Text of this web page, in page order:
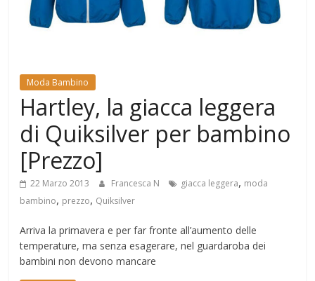
Mondo
Moda Bambino
Hartley, la giacca leggera
di Quiksilver per bambino
[Prezzo]
22 Marzo 2013 Francesca N giacca leggera, moda
bambino, prezzo, Quiksilver
Arriva la primavera e per far fronte all’aumento delle
temperature, ma senza esagerare, nel guardaroba dei
bambini non devono mancare